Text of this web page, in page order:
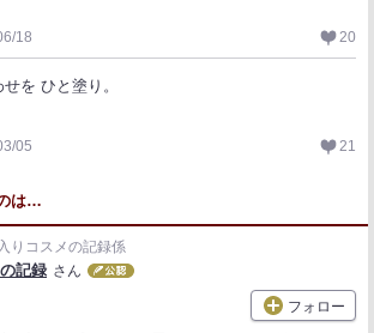
18 20
せを ひと塗り。
05 21
は…
りコスメの記録係
記録 さん
フォロー